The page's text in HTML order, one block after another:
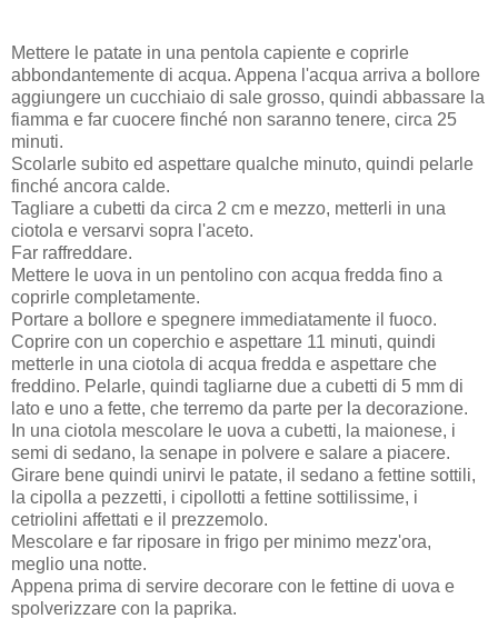
Mettere le patate in una pentola capiente e coprirle
abbondantemente di acqua. Appena l'acqua arriva a bollore
aggiungere un cucchiaio di sale grosso, quindi abbassare la
fiamma e far cuocere finché non saranno tenere, circa 25
minuti.
Scolarle subito ed aspettare qualche minuto, quindi pelarle
finché ancora calde.
Tagliare a cubetti da circa 2 cm e mezzo, metterli in una
ciotola e versarvi sopra l'aceto.
Far raffreddare.
Mettere le uova in un pentolino con acqua fredda fino a
coprirle completamente.
Portare a bollore e spegnere immediatamente il fuoco.
Coprire con un coperchio e aspettare 11 minuti, quindi
metterle in una ciotola di acqua fredda e aspettare che
freddino. Pelarle, quindi tagliarne due a cubetti di 5 mm di
lato e uno a fette, che terremo da parte per la decorazione.
In una ciotola mescolare le uova a cubetti, la maionese, i
semi di sedano, la senape in polvere e salare a piacere.
Girare bene quindi unirvi le patate, il sedano a fettine sottili,
la cipolla a pezzetti, i cipollotti a fettine sottilissime, i
cetriolini affettati e il prezzemolo.
Mescolare e far riposare in frigo per minimo mezz'ora,
meglio una notte.
Appena prima di servire decorare con le fettine di uova e
spolverizzare con la paprika.